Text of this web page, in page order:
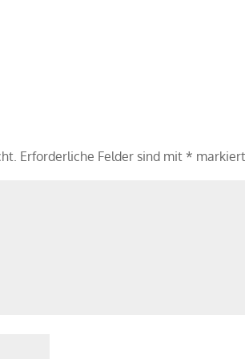
Erforderliche Felder sind mit * markiert